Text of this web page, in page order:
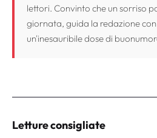
lettori. Convinto che un sorriso
giornata, guida la redazione
un'inesauribile dose di
Letture consigliate